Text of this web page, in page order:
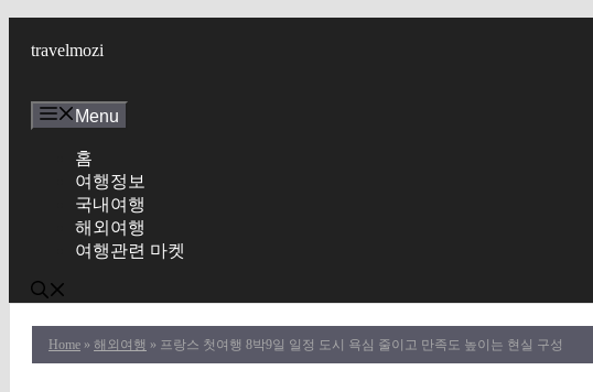
travelmozi
Menu
홈
여행정보
국내여행
해외여행
여행관련 마켓
Home » 해외여행 » 프랑스 첫여행 8박9일 일정 도시 욕심 줄이고 만족도 높이는 현실 구성